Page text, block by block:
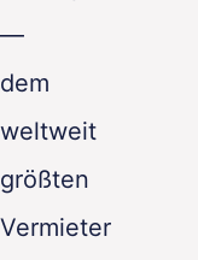
—
dem
weltweit
größten
Vermieter